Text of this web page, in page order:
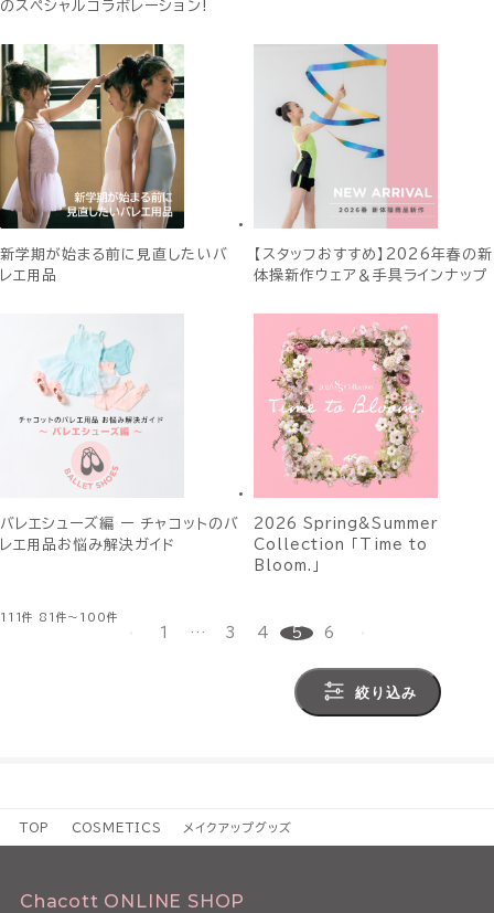
のスペシャルコラボレーション!
新学期が始まる前に見直したいバ
レエ用品
【スタッフおすすめ】2026年春の新
体操新作ウェア＆手具ラインナップ
バレエシューズ編 ー チャコットのバ
レエ用品お悩み解決ガイド
2026 Spring&Summer
Collection 「Time to
Bloom.」
111件 81件～100件
1 … 3 4 5 6
絞り込み
TOP COSMETICS メイクアップグッズ
Chacott ONLINE SHOP